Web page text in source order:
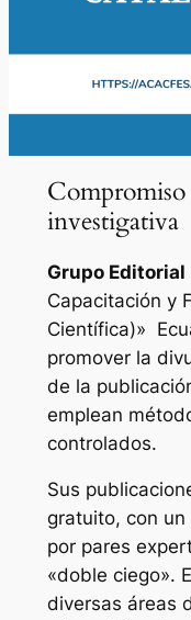
investigativa
Grupo Editorial
Capacitación y
Científica)»
promover la
de la
emplean
controlados.
Sus
gratuito, con
por pares
«doble ciego».
diversas áreas